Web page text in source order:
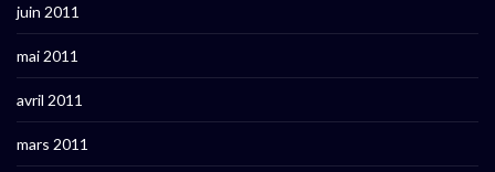
juin 2011
mai 2011
avril 2011
mars 2011